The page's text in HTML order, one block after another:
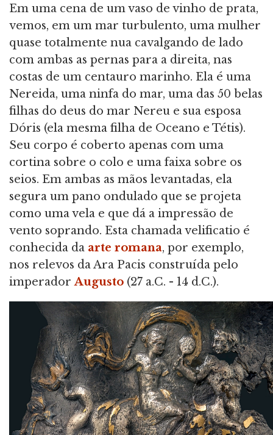
Em uma cena de um vaso de vinho de prata,
vemos, em um mar turbulento, uma mulher
quase totalmente nua cavalgando de lado
com ambas as pernas para a direita, nas
costas de um centauro marinho. Ela é uma
Nereida, uma ninfa do mar, uma das 50 belas
filhas do deus do mar Nereu e sua esposa
Dóris (ela mesma filha de Oceano e Tétis).
Seu corpo é coberto apenas com uma
cortina sobre o colo e uma faixa sobre os
seios. Em ambas as mãos levantadas, ela
segura um pano ondulado que se projeta
como uma vela e que dá a impressão de
vento soprando. Esta chamada velificatio é
conhecida da arte romana, por exemplo,
nos relevos da Ara Pacis construída pelo
imperadorAugusto (27 a.C. - 14 d.C.).